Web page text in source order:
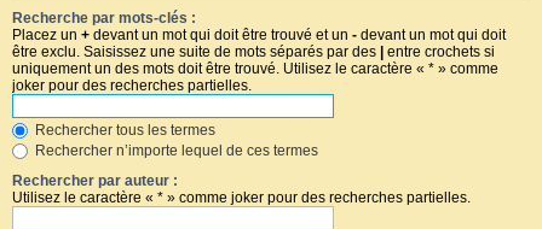
Recherche par mots-clés :
Placez un + devant un mot qui doit être trouvé et un - devant un mot qui doit
être exclu. Saisissez une suite de mots séparés par des | entre crochets si
uniquement un des mots doit être trouvé. Utilisez le caractère « * » comme
joker pour des recherches partielles.
Rechercher tous les termes
Rechercher n’importe lequel de ces termes
Rechercher par auteur :
Utilisez le caractère « * » comme joker pour des recherches partielles.